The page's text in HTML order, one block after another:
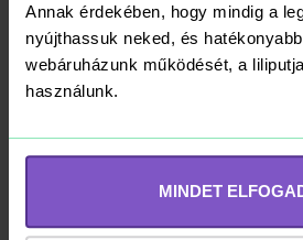
Annak érdekében, hogy mindig a
nyújthassuk neked, és
webáruházunk működését, a
használunk.
MINDET
RAKTÁRON
ICO
12x12